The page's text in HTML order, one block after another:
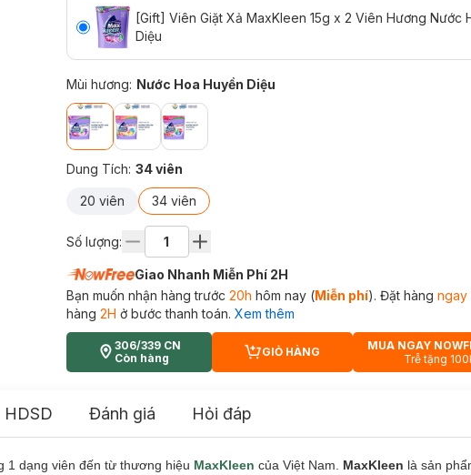
[Gift] Viên Giặt Xả MaxKleen 15g x 2 Viên Hương Nước
Diệu
Mùi hương: Nước Hoa Huyền Diệu
Dung Tích: 34 viên
20 viên 34 viên
Số lượng:
Giao Nhanh Miễn Phí 2H
Bạn muốn nhận hàng trước 20h hôm nay (Miễn phí). Đặt hàng ngay
hàng 2H ở bước thanh toán. Xem thêm
306/339 CN
Còn hàng
CART PLUS ICON
GIỎ HÀNG
MUA NGAY
Trễ tặng
HDSD Đánh giá Hỏi đáp
1 dạng viên đến từ thương hiệu MaxKleen của Việt Nam. MaxKleen là sản